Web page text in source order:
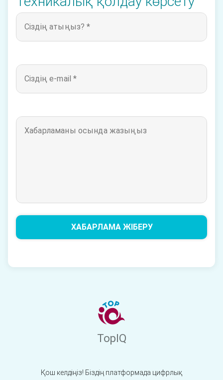
TopIQ
Қош келдіңіз! Біздің платформада цифрлық
Сіздің атыңыз? *
Сіздің e-mail *
Хабарламаны осында жазыңыз
ХАБАРЛАМА ЖІБЕРУ